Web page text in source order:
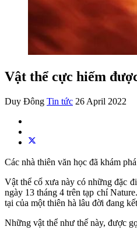
Vật thể cực hiếm
Duy Đông Tin tức 26 April 2022
Các nhà thiên văn học đã khám
Vật thể cổ xưa này có những đặc
ngày 13 tháng 4 trên tạp chí
tại của một thiên hà lâu đời đang
Những vật thể như thế này, được